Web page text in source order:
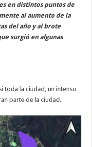
en distintos puntos de
al aumento de la
del año y al brote
surgió en algunas
toda la ciudad, un intenso
parte de la ciudad.